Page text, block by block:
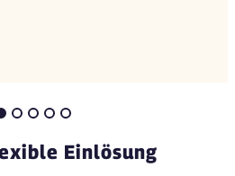
Einlösung